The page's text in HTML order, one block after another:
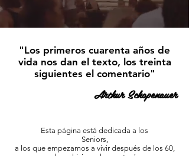
"Los primeros cuarenta años de
vida nos dan el texto, los treinta
siguientes el comentario"
Arthur Schopenauer
Esta página está dedicada a los
Seniors,
a los que empezamos a vivir después de los 60,